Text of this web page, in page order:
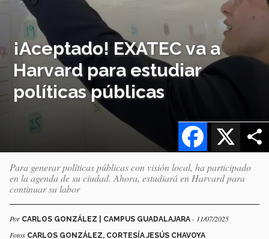
¡Aceptado! EXATEC va a
Harvard para estudiar
políticas públicas
X
Facebook
Para generar políticas públicas con visión local, ha participado
en la agenda de su ciudad. Ahora, estudiará en Harvard para
continuar su labor
Por CARLOS GONZÁLEZ | CAMPUS GUADALAJARA - 11/07/2025
Fotos CARLOS GONZÁLEZ, CORTESÍA JESÚS CHAVOYA